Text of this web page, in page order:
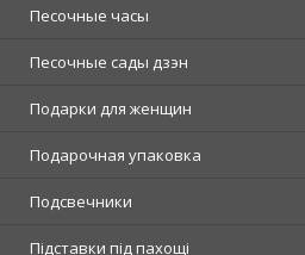
Песочные часы
Песочные сады дзэн
Подарки для женщин
Подарочная упаковка
Подсвечники
Підставки під пахощі